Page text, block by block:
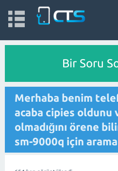
Bir Soru
Merhaba benim
acaba cipies oldunu
olmadığını örene
sm-9000q için arama